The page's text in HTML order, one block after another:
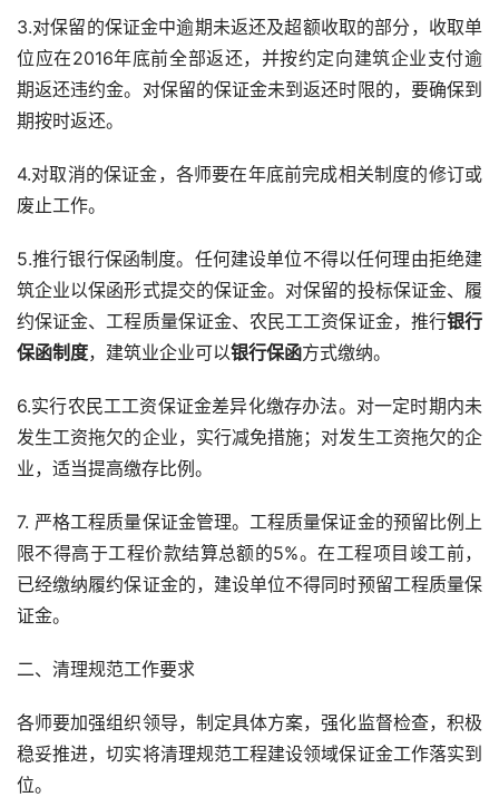
3.对保留的保证金中逾期未返还及超额收取的部分，收取单
位应在2016年底前全部返还，并按约定向建筑企业支付逾
期返还违约金。对保留的保证金未到返还时限的，要确保到
期按时返还。
4.对取消的保证金，各师要在年底前完成相关制度的修订或
废止工作。
5.推行银行保函制度。任何建设单位不得以任何理由拒绝建
筑企业以保函形式提交的保证金。对保留的投标保证金、履
约保证金、工程质量保证金、农民工工资保证金，推行银行
保函制度，建筑业企业可以银行保函方式缴纳。
6.实行农民工工资保证金差异化缴存办法。对一定时期内未
发生工资拖欠的企业，实行减免措施；对发生工资拖欠的企
业，适当提高缴存比例。
7. 严格工程质量保证金管理。工程质量保证金的预留比例上
限不得高于工程价款结算总额的5%。在工程项目竣工前，
已经缴纳履约保证金的，建设单位不得同时预留工程质量保
证金。
二、清理规范工作要求
各师要加强组织领导，制定具体方案，强化监督检查，积极
稳妥推进，切实将清理规范工程建设领域保证金工作落实到
位。